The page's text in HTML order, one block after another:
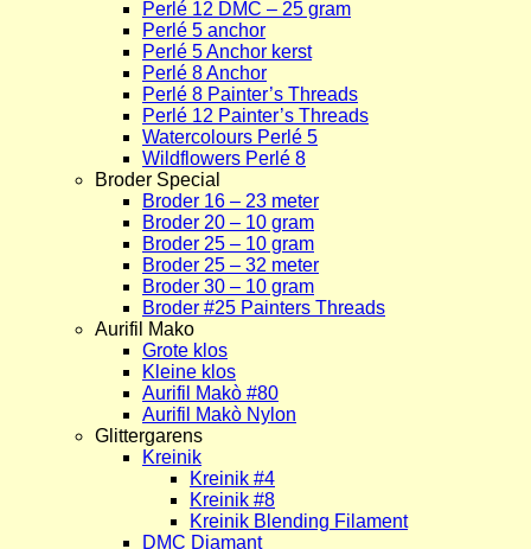
Perlé 12 DMC – 25 gram
Perlé 5 anchor
Perlé 5 Anchor kerst
Perlé 8 Anchor
Perlé 8 Painter’s Threads
Perlé 12 Painter’s Threads
Watercolours Perlé 5
Wildflowers Perlé 8
Broder Special
Broder 16 – 23 meter
Broder 20 – 10 gram
Broder 25 – 10 gram
Broder 25 – 32 meter
Broder 30 – 10 gram
Broder #25 Painters Threads
Aurifil Mako
Grote klos
Kleine klos
Aurifil Makò #80
Aurifil Makò Nylon
Glittergarens
Kreinik
Kreinik #4
Kreinik #8
Kreinik Blending Filament
DMC Diamant